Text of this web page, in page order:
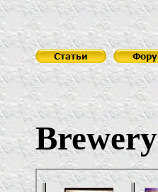
Brewery